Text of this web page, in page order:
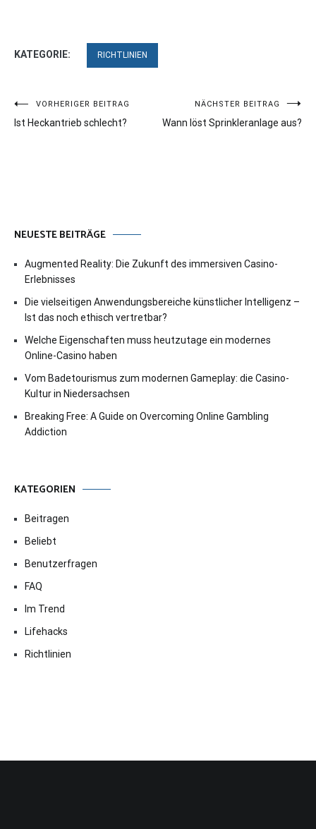
KATEGORIE: RICHTLINIEN
Beitragsnavigation
VORHERIGER BEITRAG
Ist Heckantrieb schlecht?
NÄCHSTER BEITRAG
Wann löst Sprinkleranlage aus?
NEUESTE BEITRÄGE
Augmented Reality: Die Zukunft des immersiven Casino-
Erlebnisses
Die vielseitigen Anwendungsbereiche künstlicher Intelligenz –
Ist das noch ethisch vertretbar?
Welche Eigenschaften muss heutzutage ein modernes
Online-Casino haben
Vom Badetourismus zum modernen Gameplay: die Casino-
Kultur in Niedersachsen
Breaking Free: A Guide on Overcoming Online Gambling
Addiction
KATEGORIEN
Beitragen
Beliebt
Benutzerfragen
FAQ
Im Trend
Lifehacks
Richtlinien